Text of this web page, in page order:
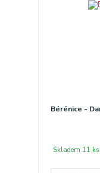
Bérénice -
Skladem 11 ks